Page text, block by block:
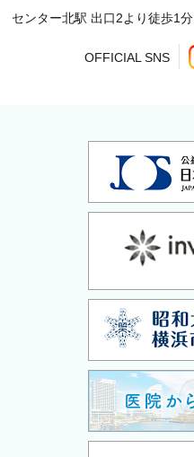
センター北駅 出口2より徒歩1分
OFFICIAL SNS